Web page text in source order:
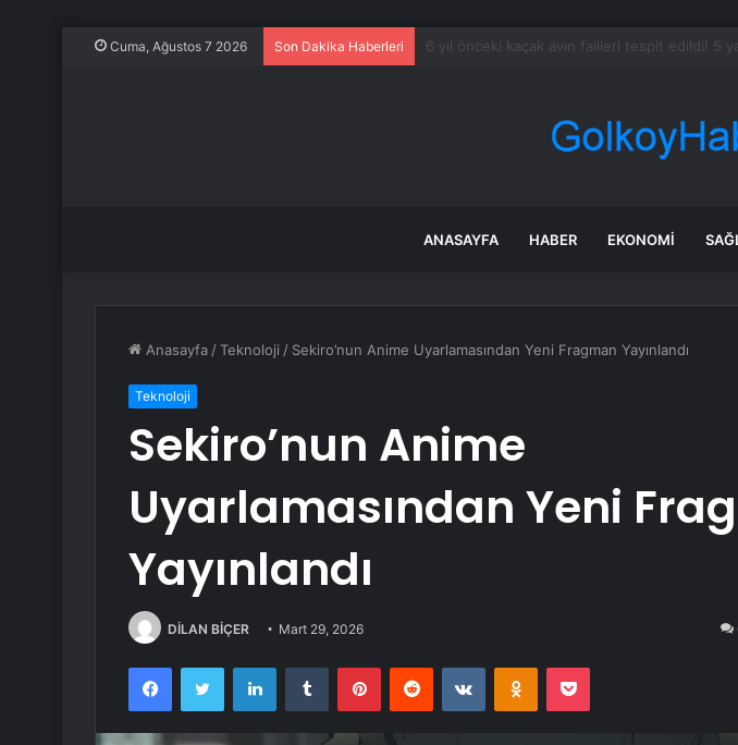
Cuma, Ağustos 7 2026 Son Dakika Haberleri 71 ilde dev narkotik operasyonu: 844
ANASAYFA HABER EKONOMI
Anasayfa /Teknoloji / Sekiro’nun Anime Uyarlamasından Yeni Fragman Yayınlandı
Teknoloji
Sekiro’nun Anime
Uyarlamasından Yeni
Yayınlandı
DİLAN BİÇER Mart 29, 2026
FacebookTwitter LinkedInTumblr PinterestReddit VKontakteOdnoklassniki
Pocket